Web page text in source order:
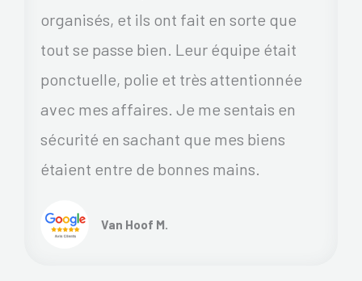
organisés, et ils ont fait en sorte que
tout se passe bien. Leur équipe était
ponctuelle, polie et très attentionnée
avec mes affaires. Je me sentais en
sécurité en sachant que mes biens
étaient entre de bonnes mains.
Van Hoof M.